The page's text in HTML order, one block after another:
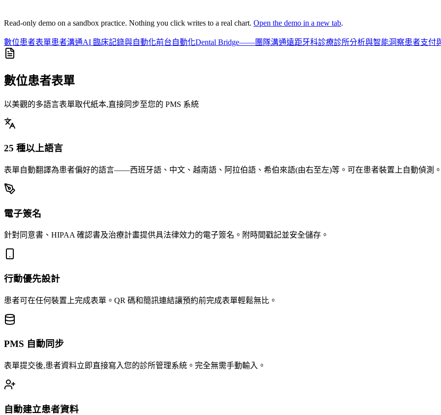
Read-only demo on a sandbox practice. Nothing you click writes to a real chart. Open the demo in a new tab.
數位患者表單患者溝通AI 臨床記錄與自動化前台自動化Dental Bridge——團隊溝通遠距牙科診療診所分析與智能洞察患者支付
數位患者表單
以美觀的多語言表單取代紙本,直接同步至您的 PMS 系統
25 種以上語言
表單自動翻譯為患者偏好的語言——西班牙語、中文、越南語、阿拉伯語、希伯來語(由右至左)等。可在患者裝置上自動偵測。
電子簽名
針對同意書、HIPAA 確認書及治療計畫提供具法律效力的電子簽名。附時間戳記並安全儲存。
行動優先設計
患者可在任何裝置上完成表單。QR 碼和簡訊連結讓預約前完成表單輕鬆無比。
PMS 自動同步
表單提交後,患者資料立即直接寫入您的診所管理系統。完全無需手動輸入。
自動建立患者資料